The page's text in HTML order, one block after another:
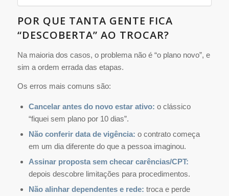
POR QUE TANTA GENTE FICA
“DESCOBERTA” AO TROCAR?
Na maioria dos casos, o problema não é “o plano novo”, e
sim a ordem errada das etapas.
Os erros mais comuns são:
Cancelar antes do novo estar ativo: o clássico
“fiquei sem plano por 10 dias”.
Não conferir data de vigência: o contrato começa
em um dia diferente do que a pessoa imaginou.
Assinar proposta sem checar carências/CPT:
depois descobre limitações para procedimentos.
Não alinhar dependentes e rede: troca e perde